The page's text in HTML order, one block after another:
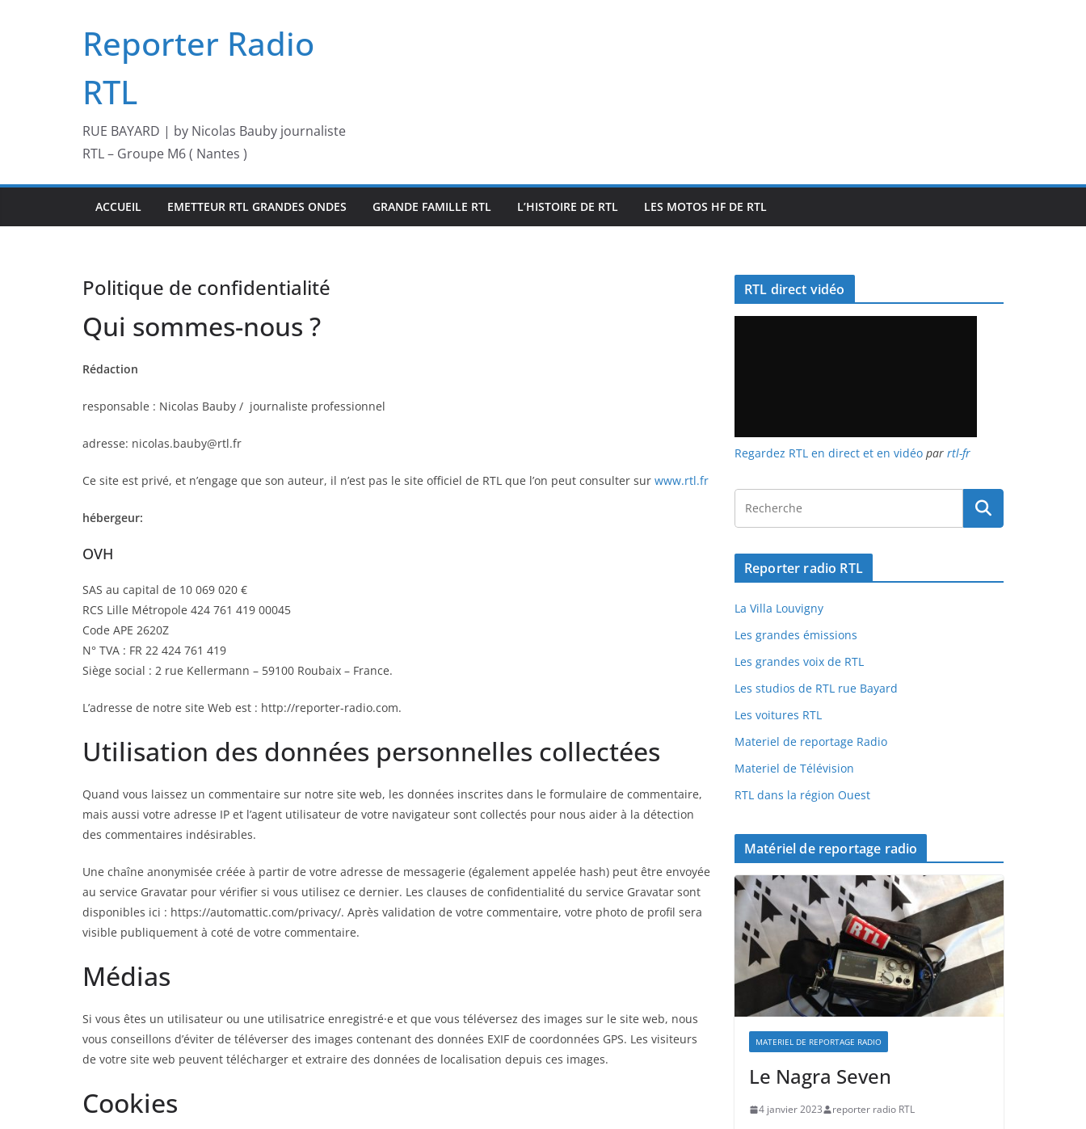
Reporter Radio
RTL
RUE BAYARD | by Nicolas Bauby journaliste
RTL – Groupe M6 ( Nantes )
ACCUEIL EMETTEUR RTL GRANDES ONDES GRANDE FAMILLE RTL L’HISTOIRE DE RTL LES MOTOS HF DE RTL
Politique de confidentialité
Qui sommes-nous ?
Rédaction
responsable : Nicolas Bauby / journaliste professionnel
adresse: nicolas.bauby@rtl.fr
Ce site est privé, et n’engage que son auteur, il n’est pas le site officiel de RTL que l’on peut consulter sur www.rtl.fr
hébergeur:
OVH
SAS au capital de 10 069 020 €
RCS Lille Métropole 424 761 419 00045
Code APE 2620Z
N° TVA : FR 22 424 761 419
Siège social : 2 rue Kellermann – 59100 Roubaix – France.
L’adresse de notre site Web est : http://reporter-radio.com.
Utilisation des données personnelles collectées
Quand vous laissez un commentaire sur notre site web, les données inscrites dans le formulaire de commentaire,
mais aussi votre adresse IP et l’agent utilisateur de votre navigateur sont collectés pour nous aider à la détection
des commentaires indésirables.
Une chaîne anonymisée créée à partir de votre adresse de messagerie (également appelée hash) peut être envoyée
au service Gravatar pour vérifier si vous utilisez ce dernier. Les clauses de confidentialité du service Gravatar sont
disponibles ici : https://automattic.com/privacy/. Après validation de votre commentaire, votre photo de profil sera
visible publiquement à coté de votre commentaire.
Médias
Si vous êtes un utilisateur ou une utilisatrice enregistré·e et que vous téléversez des images sur le site web, nous
vous conseillons d’éviter de téléverser des images contenant des données EXIF de coordonnées GPS. Les visiteurs
de votre site web peuvent télécharger et extraire des données de localisation depuis ces images.
Cookies
RTL direct vidéo
Regardez RTL en direct et en vidéo par rtl-fr
Reporter radio RTL
La Villa Louvigny
Les grandes émissions
Les grandes voix de RTL
Les studios de RTL rue Bayard
Les voitures RTL
Materiel de reportage Radio
Materiel de Télévision
RTL dans la région Ouest
Matériel de reportage radio
MATERIEL DE REPORTAGE RADIO
Le Nagra Seven
4 janvier 2023 reporter radio RTL